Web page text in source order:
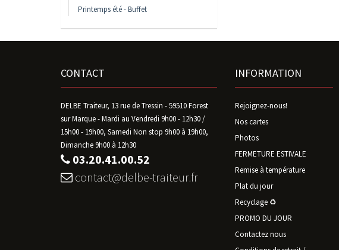
Printemps été - Buffet
CONTACT
DELBE Traiteur, 13 rue de Tressin - 59510 Forest
sur Marque - Mardi au Vendredi 9h00 - 12h30 /
15h00 - 19h00, Samedi Non stop 9h00 à 19h00,
Dimanche 9h00 à 12h30
03.20.41.00.52
contact@delbe-traiteur.fr
INFORMATION
Rejoignez-nous!
Nos cartes
Photos
FERMETURE ESTIVALE
Remise à température
Plat du jour
Recyclage ♻️
PROMO DU JOUR
Contactez nous